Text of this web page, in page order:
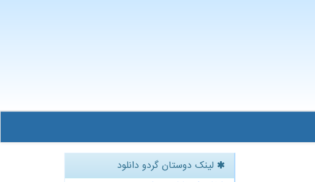
لینک دوستان گردو دانلود